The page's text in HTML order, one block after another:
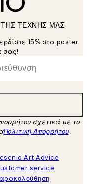
ΤΕΧΝΗΣ ΜΑΣ
15% στα poster
σας!
σχετικά με το
Πολιτική Απορρήτου
Art Advice
service